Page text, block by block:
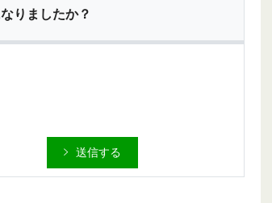
りましたか？
送信する